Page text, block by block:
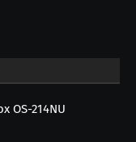
OS-214NU